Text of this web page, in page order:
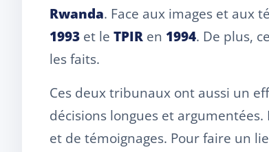
Rwanda. Face aux images et aux
1993 et le TPIR en 1994. De plus,
les faits.
Ces deux tribunaux ont aussi un
décisions longues et
et de témoignages. Pour faire un